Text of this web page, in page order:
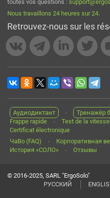
toutes vos questions :
Nous travaillons 24 heures sur 24.
Retrouvez-nous sur les
Аудиодиктант
Тренажёр
Frappe rapide
Test de la vitesse
Certificat électronique
ЧаВо (FAQ)
Корпоративная
История «СОЛО»
Отзывы
© 2016-2025, SARL "ErgoSolo"
РУССКИЙ